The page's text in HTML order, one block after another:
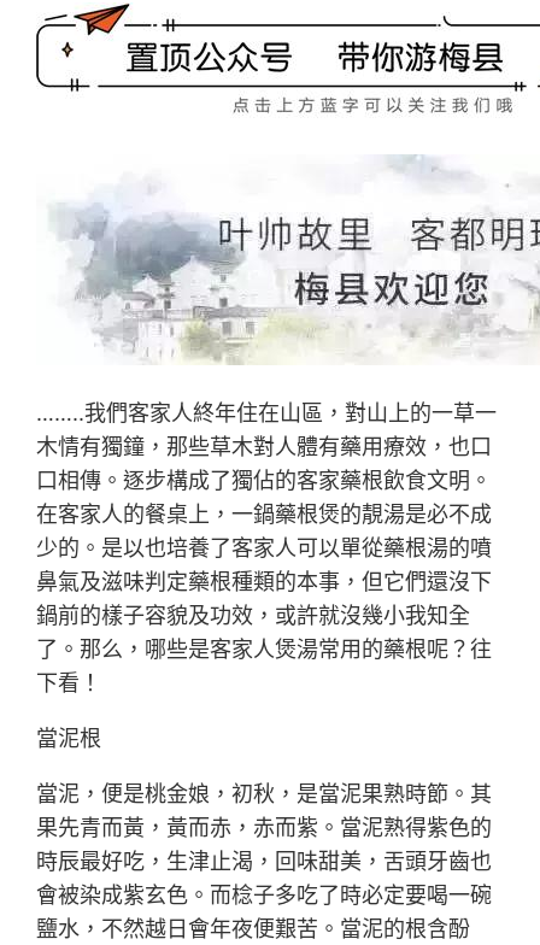
……..我們客家人終年住在山區，對山上的一草一
木情有獨鐘，那些草木對人體有藥用療效，也口
口相傳。逐步構成了獨佔的客家藥根飲食文明。
在客家人的餐桌上，一鍋藥根煲的靚湯是必不成
少的。是以也培養了客家人可以單從藥根湯的噴
鼻氣及滋味判定藥根種類的本事，但它們還沒下
鍋前的樣子容貌及功效，或許就沒幾小我知全
了。那么，哪些是客家人煲湯常用的藥根呢？往
下看！
當泥根
當泥，便是桃金娘，初秋，是當泥果熟時節。其
果先青而黃，黃而赤，赤而紫。當泥熟得紫色的
時辰最好吃，生津止渴，回味甜美，舌頭牙齒也
會被染成紫玄色。而棯子多吃了時必定要喝一碗
鹽水，不然越日會年夜便艱苦。當泥的根含酚